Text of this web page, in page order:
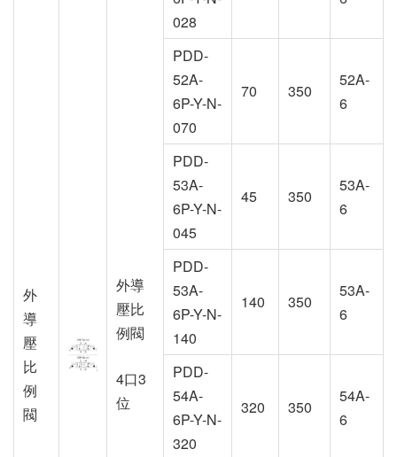
外
導
壓
比
例
閥
外導
壓比
例閥
4口3
位
028
PDD-
52A-
6P-Y-N-
070
70 350
52A-
6
PDD-
53A-
6P-Y-N-
045
45 350
53A-
6
PDD-
53A-
6P-Y-N-
140
140 350
53A-
6
PDD-
54A-
6P-Y-N-
320
320 350
54A-
6